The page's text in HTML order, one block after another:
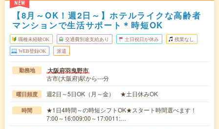
NEW
【8月～OK！週2日～】ホテルライクな高齢者
マンションで生活サポート＊時短OK
職種未経験OK 交通費別途支給あり 土日祝日が休み 残業なし
WEB登録OK 派遣
勤務地 大阪府羽曳野市
古市(大阪府)駅から---分
曜日頻度 週2日～5日OK（月～金） ★土日休みOK
時間
★1日4時間～の時短シフトOK★スタート時間選べます！
7:00～16:009:00～17:0011:…